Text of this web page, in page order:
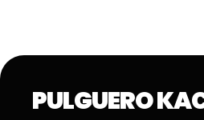
PULGUERO